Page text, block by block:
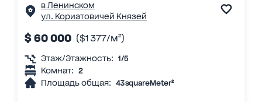
в Ленинском
ул. Кориатовичей Князей
$ 60 000 ($1 377/м²)
Этаж/Этажность: 1/5
Комнат: 2
Площадь общая: 43 squareMeter²